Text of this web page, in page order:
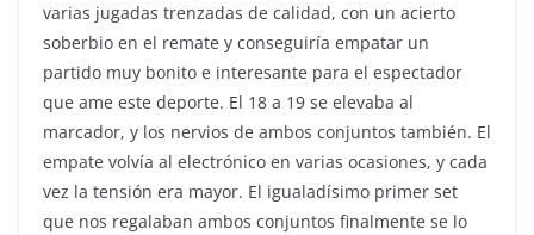
varias jugadas trenzadas de calidad, con un acierto
soberbio en el remate y conseguiría empatar un
partido muy bonito e interesante para el espectador
que ame este deporte. El 18 a 19 se elevaba al
marcador, y los nervios de ambos conjuntos también. El
empate volvía al electrónico en varias ocasiones, y cada
vez la tensión era mayor. El igualadísimo primer set
que nos regalaban ambos conjuntos finalmente se lo